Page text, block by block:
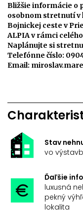
Bližšie informácie o
osobnom stretnutí
Bojnickej ceste v
ALPIA v rámci
Naplánujte si
Telefónne číslo:
Email:
Stav
vo
Ďaľšie
luxusná
pekný
lokalita